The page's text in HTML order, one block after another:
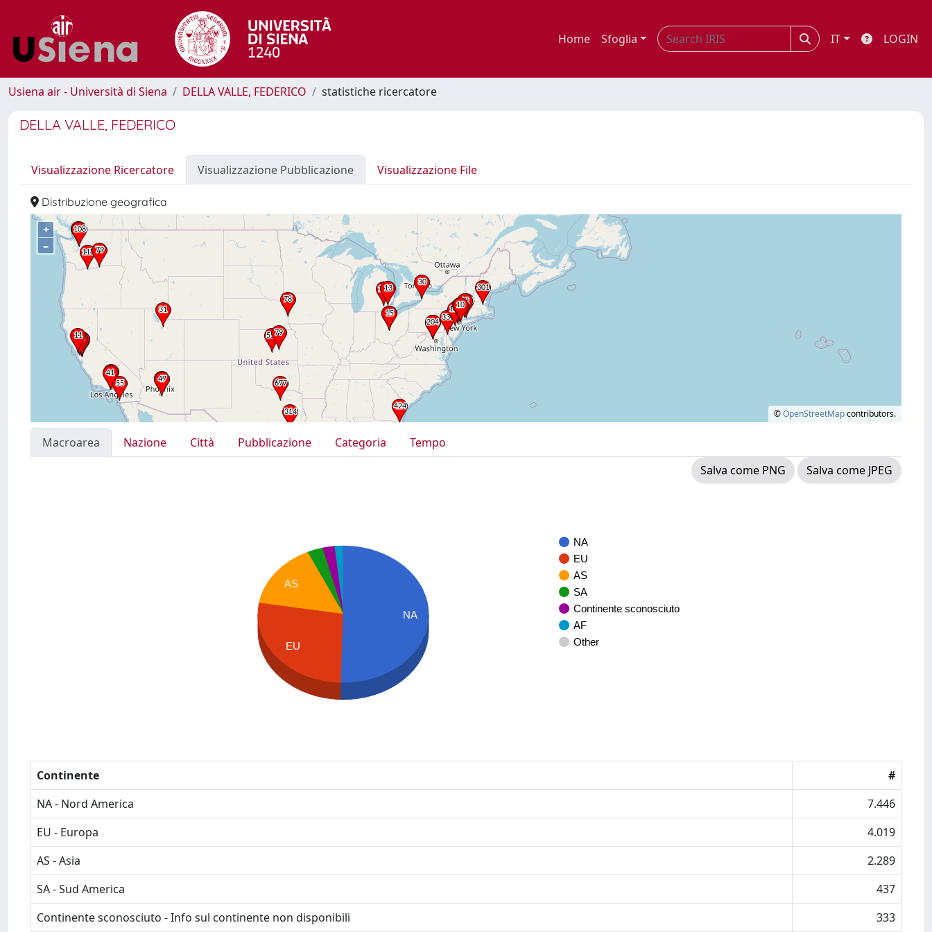
Home Sfoglia IT LOGIN
Usiena air - Università di Siena DELLA VALLE, FEDERICO statistiche ricercatore
DELLA VALLE, FEDERICO
Visualizzazione Ricercatore Visualizzazione Pubblicazione Visualizzazione File
Distribuzione geografica
+
–
©OpenStreetMapcontributors.
Macroarea Nazione Città Pubblicazione Categoria
Tempo
Salva come PNG
Salva come JPEG
NA
EU
AS
SA
Continente sconosciuto
AF
Other
AS
EU
NA
Continente
#
NA - Nord America
7.446
EU - Europa
4.019
AS - Asia
2.289
SA - Sud America
437
Continente sconosciuto - Info sul continente non disponibili
333